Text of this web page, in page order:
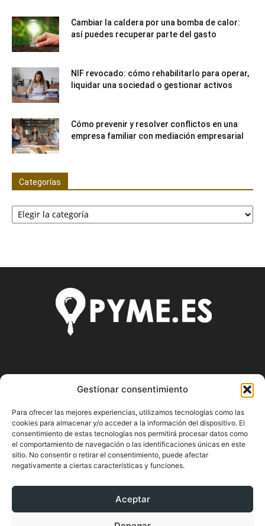
Gestionar consentimiento
Para ofrecer las mejores experiencias, utilizamos tecnologías como las
cookies para almacenar y/o acceder a la información del dispositivo. El
consentimiento de estas tecnologías nos permitirá procesar datos como
el comportamiento de navegación o las identificaciones únicas en este
sitio. No consentir o retirar el consentimiento, puede afectar
negativamente a ciertas características y funciones.
Aceptar
Cambiar la caldera por una bomba de calor:
así puedes recuperar parte del gasto
NIF revocado: cómo rehabilitarlo para operar,
liquidar una sociedad o gestionar activos
Cómo prevenir y resolver conflictos en una
empresa familiar con mediación empresarial
Categorías
Categorías
Pyme.es es el portal web donde podrás mantenerte
actualizado de todas las noticias y novedades sobre la
economía en España y el mundo, así como donde podrás
conseguir toda la información necesaria sobre
emprendimiento.
SÍGUENOS